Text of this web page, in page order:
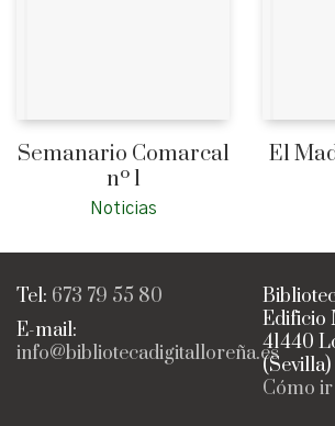
Semanario Comarcal
nº 1
Noticias
El
Tel: 673 79 55 80
E-mail:
info@bibliotecadigitalloreña.es
Edificio
41440
(Sevilla)
Cómo ir